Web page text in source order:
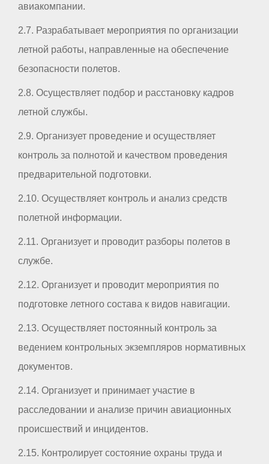
авиакомпании.
2.7. Разрабатывает мероприятия по организации
летной работы, направленные на обеспечение
безопасности полетов.
2.8. Осуществляет подбор и расстановку кадров
летной службы.
2.9. Организует проведение и осуществляет
контроль за полнотой и качеством проведения
предварительной подготовки.
2.10. Осуществляет контроль и анализ средств
полетной информации.
2.11. Организует и проводит разборы полетов в
службе.
2.12. Организует и проводит мероприятия по
подготовке летного состава к видов навигации.
2.13. Осуществляет постоянный контроль за
ведением контрольных экземпляров нормативных
документов.
2.14. Организует и принимает участие в
расследовании и анализе причин авиационных
происшествий и инцидентов.
2.15. Контролирует состояние охраны труда и